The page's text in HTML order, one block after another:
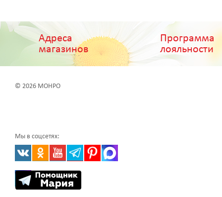
Адреса
магазинов
Программа
лояльности
© 2026 МОНРО
Мы в соцсетях: